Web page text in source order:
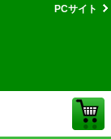
PCサイト